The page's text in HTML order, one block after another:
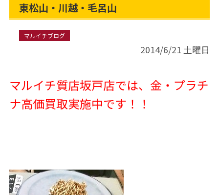
東松山・川越・毛呂山
マルイチブログ
2014/6/21 土曜日
マルイチ質店坂戸店では、金・プラチ
ナ高価買取実施中です！！